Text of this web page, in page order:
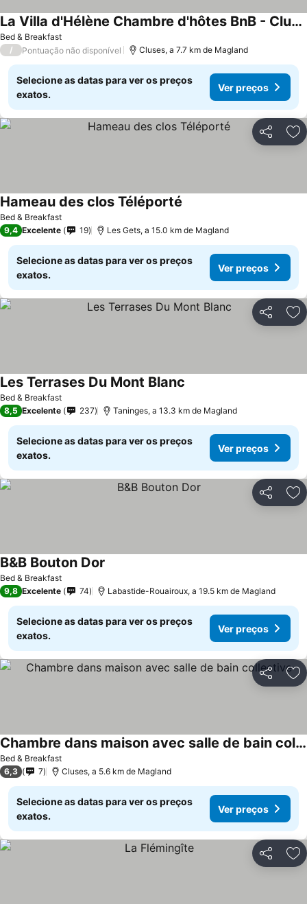
Bed & Breakfast
La Villa d'Hélène Chambre d'hôtes BnB - Cluses - Parking Voiture - Moto - Vélo
/ Pontuação não disponível Cluses, a 7.7 km de Magland
Selecione as datas para ver os preços
exatos.
Ver preços
Partilhar
Bed & Breakfast
Hameau des clos Téléporté
9,4 Excelente 19 Les Gets, a 15.0 km de Magland
Selecione as datas para ver os preços
exatos.
Ver preços
Partilhar
Bed & Breakfast
Les Terrases Du Mont Blanc
8,5 Excelente 237 Taninges, a 13.3 km de Magland
Selecione as datas para ver os preços
exatos.
Ver preços
Partilhar
Bed & Breakfast
B&B Bouton Dor
9,8 Excelente 74 Labastide-Rouairoux, a 19.5 km de Magland
Selecione as datas para ver os preços
exatos.
Ver preços
Partilhar
Bed & Breakfast
Chambre dans maison avec salle de bain collective
6,3 7 Cluses, a 5.6 km de Magland
Selecione as datas para ver os preços
exatos.
Ver preços
Partilhar